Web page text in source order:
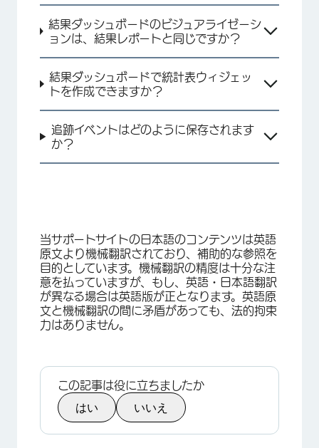
×
結果ダッシュボードのビジュアライゼーシ
ョンは、結果レポートと同じですか？
結果ダッシュボードで統計表ウィジェッ
トを作成できますか？
追跡イベントはどのように保存されます
か？
当サポートサイトの日本語のコンテンツは英語
原文より機械翻訳されており、補助的な参照を
目的としています。機械翻訳の精度は十分な注
意を払っていますが、もし、英語・日本語翻訳
が異なる場合は英語版が正となります。英語原
文と機械翻訳の間に矛盾があっても、法的拘束
力はありません。
この記事は役に立ちましたか
はい いいえ